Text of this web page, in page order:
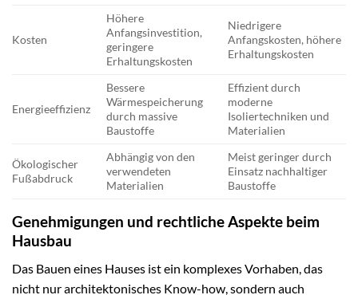
Kosten
Höhere
Anfangsinvestition,
geringere
Erhaltungskosten
Niedrigere
Anfangskosten, höhere
Erhaltungskosten
Energieeffizienz
Bessere
Wärmespeicherung
durch massive
Baustoffe
Effizient durch
moderne
Isoliertechniken und
Materialien
Ökologischer
Fußabdruck
Abhängig von den
verwendeten
Materialien
Meist geringer durch
Einsatz nachhaltiger
Baustoffe
Genehmigungen und rechtliche Aspekte beim
Hausbau
Das Bauen eines Hauses ist ein komplexes Vorhaben, das
nicht nur architektonisches Know-how, sondern auch